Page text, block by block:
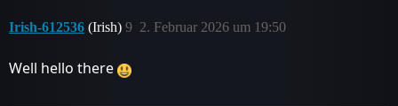
Irish-612536 (Irish) 2. Februar 2026 um 19:50
9
Well hello there